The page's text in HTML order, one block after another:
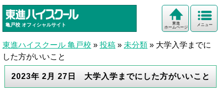
亀戸校 オフィシャルサイト メニュー
東進
ホームページ
東進ハイスクール 亀戸校 » 投稿 » 未分類 » 大学入学までに
した方がいいこと
2023年 2月 27日 大学入学までにした方がいいこと